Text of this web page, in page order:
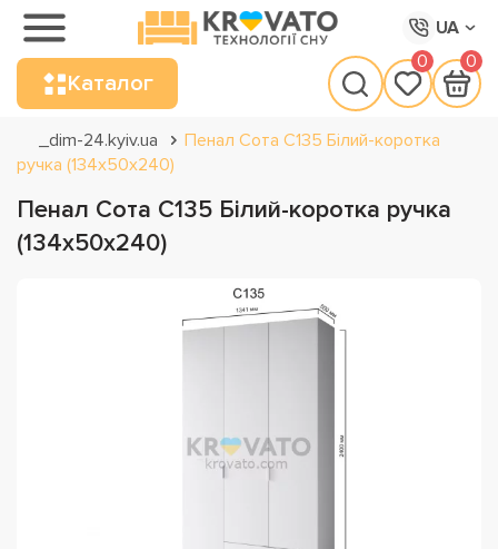
UA
Каталог
0 0
_dim-24.kyiv.ua
Пенал Сота С135 Білий-коротка
ручка (134х50х240)
Пенал Сота С135 Білий-коротка ручка
(134х50х240)